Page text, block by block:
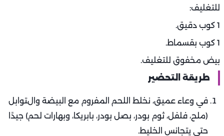
للتغليف:
1 كوب دقيق.
1 كوب بقسماط.
بيض مخفوق للتغليف.
طريقة التحضير
في وعاء عميق، نخلط اللحم المفروم مع البيضة والتوابل
(ملح، فلفل، ثوم بودر، بصل بودر، بابريكا، وبهارات لحم) جيدًا
حتى يتجانس الخليط.